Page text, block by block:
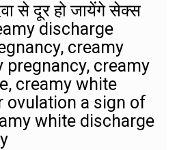
से दूर हो जायेंगे सेक्स
discharge
creamy
pregnancy, creamy
creamy white
ovulation a sign of
white discharge